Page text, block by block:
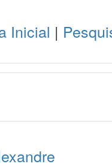
Inicial |